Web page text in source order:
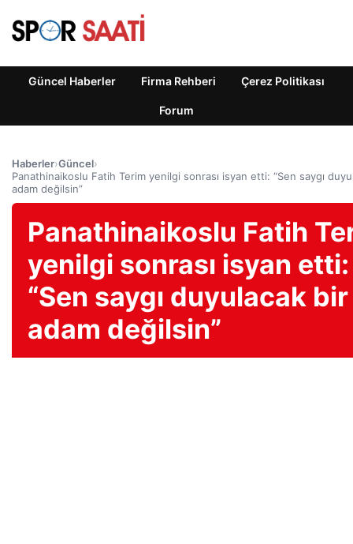
Güncel Haberler Firma Rehberi Çerez Politikası
Forum
Haberler›Güncel›
Panathinaikoslu Fatih Terim yenilgi sonrası isyan etti: “Sen saygı
adam değilsin”
Panathinaikoslu Fatih
yenilgi sonrası isyan etti:
“Sen saygı duyulacak bir
adam değilsin”